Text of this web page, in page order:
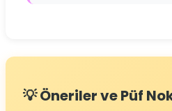
💡 Öneriler ve Püf